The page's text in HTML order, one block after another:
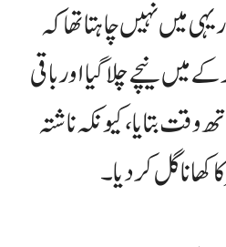
میں نہیں چاہتا تھا کہ
میں نیچے چلا گیا اور باقی
بتایا، کیونکہ ناشتہ
کھانا گل کر دیا۔